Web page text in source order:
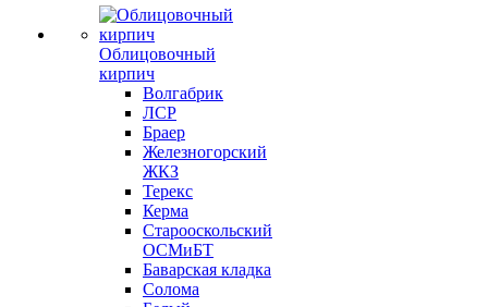
Облицовочный
кирпич
Волгабрик
ЛСР
Браер
Железногорский
ЖКЗ
Терекс
Керма
Старооскольский
ОСМиБТ
Баварская кладка
Солома